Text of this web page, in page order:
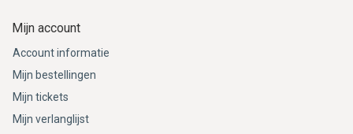
Mijn account
Account informatie
Mijn bestellingen
Mijn tickets
Mijn verlanglijst